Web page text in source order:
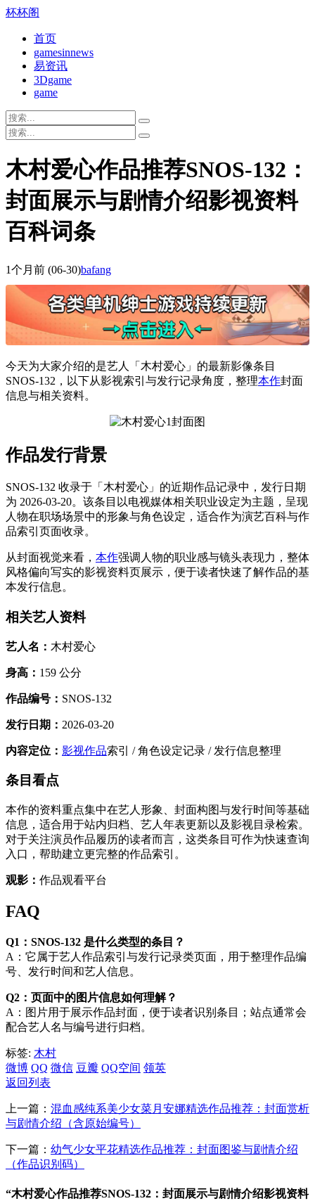
杯杯阁
首页
gamesinnews
易资讯
3Dgame
game
木村爱心作品推荐SNOS-132：
封面展示与剧情介绍影视资料
百科词条
1个月前 (06-30)bafang
今天为大家介绍的是艺人「木村爱心」的最新影像条目
SNOS-132，以下从影视索引与发行记录角度，整理本作封面
信息与相关资料。
作品发行背景
SNOS-132 收录于「木村爱心」的近期作品记录中，发行日期
为 2026-03-20。该条目以电视媒体相关职业设定为主题，呈现
人物在职场场景中的形象与角色设定，适合作为演艺百科与作
品索引页面收录。
从封面视觉来看， 本作强调人物的职业感与镜头表现力，整体
风格偏向写实的影视资料页展示，便于读者快速了解作品的基
本发行信息。
相关艺人资料
艺人名： 木村爱心
身高： 159 公分
作品编号： SNOS-132
发行日期： 2026-03-20
内容定位： 影视作品索引 / 角色设定记录 / 发行信息整理
条目看点
本作的资料重点集中在艺人形象、封面构图与发行时间等基础
信息，适合用于站内归档、艺人年表更新以及影视目录检索。
对于关注演员作品履历的读者而言，这类条目可作为快速查询
入口，帮助建立更完整的作品索引。
观影： 作品观看平台
FAQ
Q1：SNOS-132 是什么类型的条目？
A：它属于艺人作品索引与发行记录类页面，用于整理作品编
号、发行时间和艺人信息。
Q2：页面中的图片信息如何理解？
A：图片用于展示作品封面，便于读者识别条目；站点通常会
配合艺人名与编号进行归档。
标签: 木村
微博 QQ 微信 豆瓣 QQ空间 领英
返回列表
上一篇： 混血感纯系美少女菜月安娜精选作品推荐：封面赏析
与剧情介绍（含原始编号）
下一篇： 幼气少女平花精选作品推荐：封面图鉴与剧情介绍
（作品识别码）
“木村爱心作品推荐SNOS-132：封面展示与剧情介绍影视资料